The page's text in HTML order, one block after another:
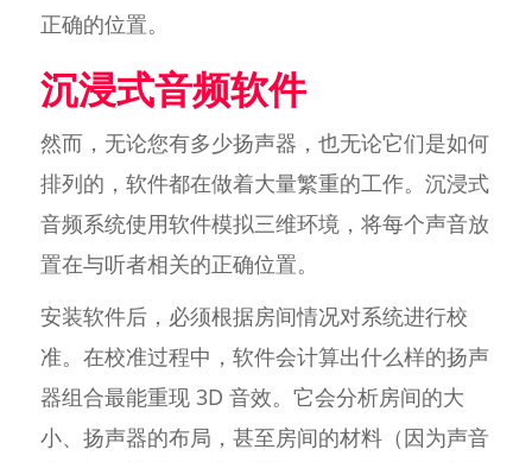
正确的位置。
沉浸式音频软件
然而，无论您有多少扬声器，也无论它们是如何
排列的，软件都在做着大量繁重的工作。沉浸式
音频系统使用软件模拟三维环境，将每个声音放
置在与听者相关的正确位置。
安装软件后，必须根据房间情况对系统进行校
准。在校准过程中，软件会计算出什么样的扬声
器组合最能重现 3D 音效。它会分析房间的大
小、扬声器的布局，甚至房间的材料（因为声音